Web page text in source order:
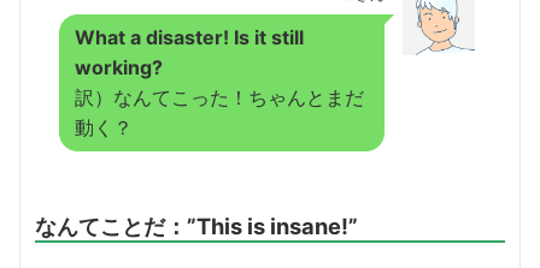
What a disaster! Is it still
working?
訳）なんてこった！ちゃんとまだ
動く？
なんてことだ：”This is insane!”